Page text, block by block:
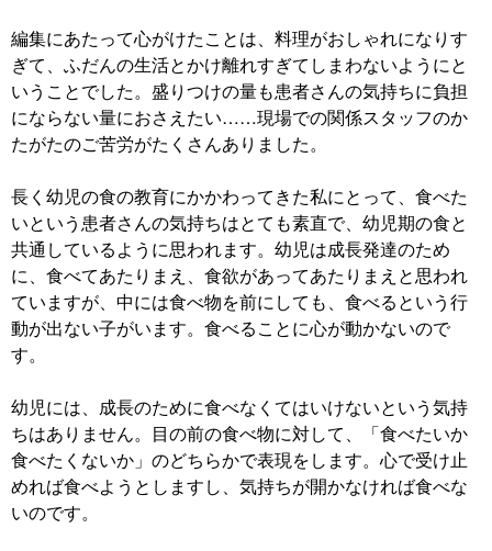
編集にあたって心がけたことは、料理がおしゃれになりす
ぎて、ふだんの生活とかけ離れすぎてしまわないようにと
いうことでした。盛りつけの量も患者さんの気持ちに負担
にならない量におさえたい……現場での関係スタッフのか
たがたのご苦労がたくさんありました。
長く幼児の食の教育にかかわってきた私にとって、食べた
いという患者さんの気持ちはとても素直で、幼児期の食と
共通しているように思われます。幼児は成長発達のため
に、食べてあたりまえ、食欲があってあたりまえと思われ
ていますが、中には食べ物を前にしても、食べるという行
動が出ない子がいます。食べることに心が動かないので
す。
幼児には、成長のために食べなくてはいけないという気持
ちはありません。目の前の食べ物に対して、「食べたいか
食べたくないか」のどちらかで表現をします。心で受け止
めれば食べようとしますし、気持ちが開かなければ食べな
いのです。